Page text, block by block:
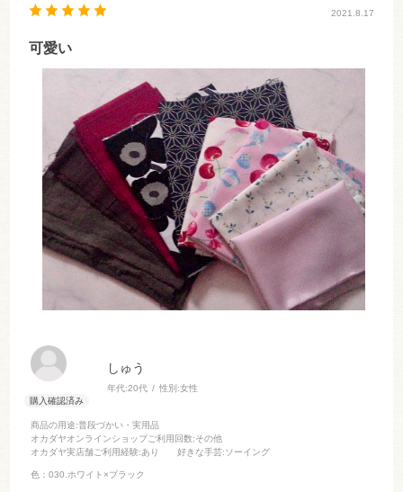
しゅう
年代:20代 性別:女性
商品の用途:普段づかい・実用品
オカダヤオンラインショップご利用回数:その他
オカダヤ実店舗ご利用経験:あり 好きな手芸:ソーイング
色：030.ホワイト×ブラック
2021.8.17
可愛い